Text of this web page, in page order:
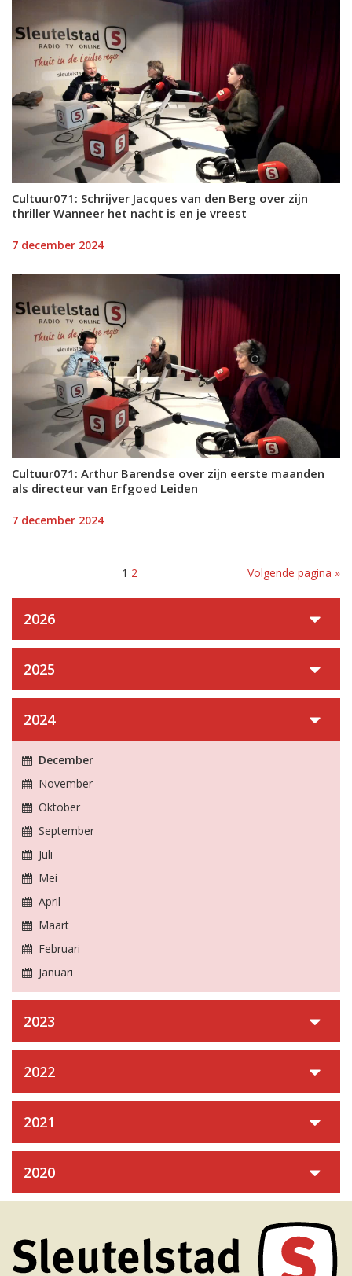
Cultuur071: Schrijver Jacques van den Berg over zijn
thriller Wanneer het nacht is en je vreest
7 december 2024
Cultuur071: Arthur Barendse over zijn eerste maanden
als directeur van Erfgoed Leiden
7 december 2024
1 2 Volgende pagina »
2026
2025
2024
December
November
Oktober
September
Juli
Mei
April
Maart
Februari
Januari
2023
2022
2021
2020